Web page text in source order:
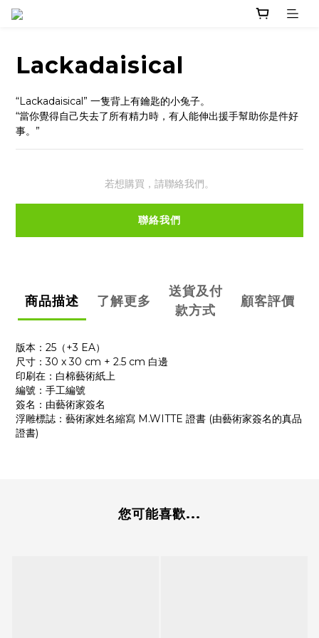
Lackadaisical
“Lackadaisical” 一隻背上有鑰匙的小兔子。
“當你覺得自己失去了所有精力時，有人能伸出援手幫助你是件好
事。”
若想購買，請聯絡我們。
聯絡我們
商品描述 了解更多
送貨及付
款方式
顧客評價
版本：25（+3 EA）
尺寸：30 x 30 cm + 2.5 cm 白邊
印刷在：白棉藝術紙上
編號：手工編號
簽名：由藝術家簽名
浮雕標誌：藝術家姓名縮寫 M.WITTE 證書 (由藝術家簽名的真品
證書)
您可能喜歡...